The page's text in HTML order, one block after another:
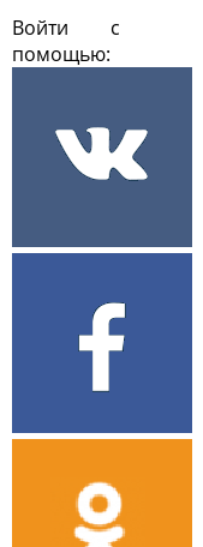
Войти с
помощью: